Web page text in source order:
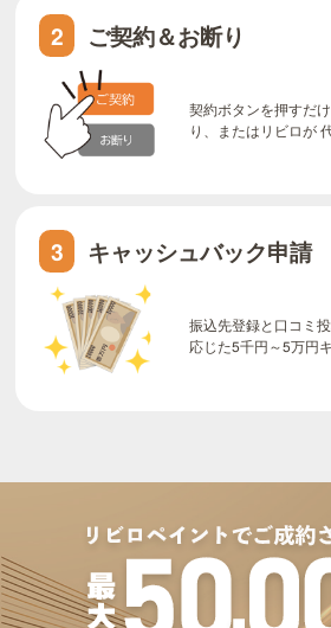
2 ご契約＆お断り
契約ボタンを押すだ
り、またはリビロが
3 キャッシュバック申請
振込先登録と口コミ
応じた5千円～5万円